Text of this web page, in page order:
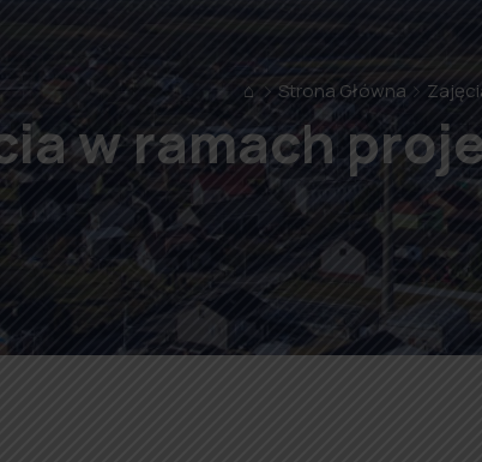
⌂ Strona Główna
w ramach